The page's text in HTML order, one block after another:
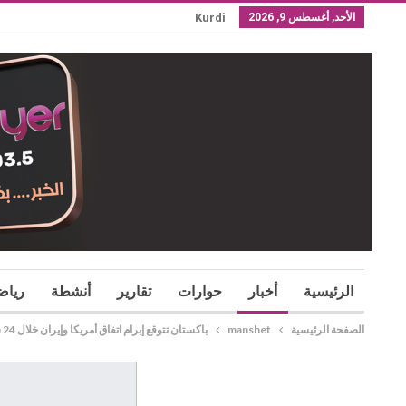
الأحد, أغسطس 9, 2026 Kurdi
الرئيسية أخبار حوارات تقارير أنشطة
الصفحة الرئيسية manshet باكستان تتوقع إبرام اتفاق أمريكا وإيران خلال 24 ساعة